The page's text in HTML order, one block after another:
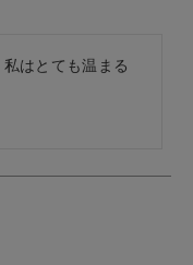
はとても温まる